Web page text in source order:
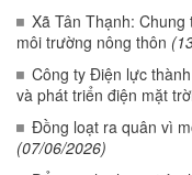
Xã Tân Thạnh:
môi trường nông thôn
Công ty Điện lực
và phát triển điện mặt
Đồng loạt ra quân vì
(07/06/2026)